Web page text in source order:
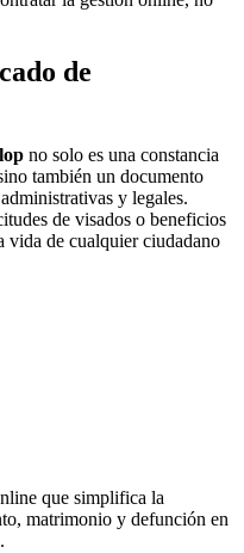
de
no solo es una constancia
también un documento
y legales.
de visados o beneficios
vida de cualquier ciudadano
que simplifica la
matrimonio y defunción en